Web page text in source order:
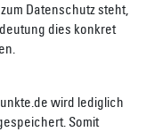
Datenschutz steht,
dies konkret
wird lediglich
Somit